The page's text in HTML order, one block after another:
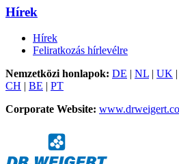
Hírek
Hírek
Feliratkozás hírlevélre
Nemzetközi honlapok: DE | NL | UK |
CH | BE | PT
Corporate Website: